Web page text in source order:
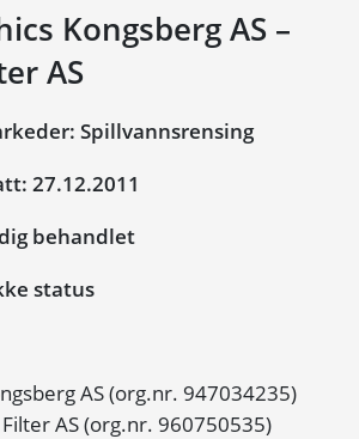
Kongsberg AS –
AS
Spillvannsrensing
27.12.2011
behandlet
status
AS (org.nr. 947034235)
AS (org.nr. 960750535)